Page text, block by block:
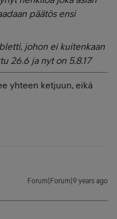
päätös ensi
johon ei kuitenkaan
26.6 ja nyt on 5.8.17
yhteen ketjuun, eikä
Forum|Forum|9 years ago